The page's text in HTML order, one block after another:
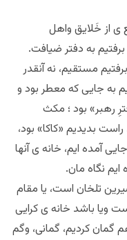
از خَلایق واهل
به دفتر ضیافت.
مستقیم، نه آنقدر
به جایی که معطر بود و
رهبر» بود ؛ مکث
بدیدیم «کاکا» بود،
آمده ایم، خانه ی آنها
نگاه مان.
تلخان است، یا مقام
ویا باشد خانه ی کرایی
گمان کردیم، گمانی، وگم